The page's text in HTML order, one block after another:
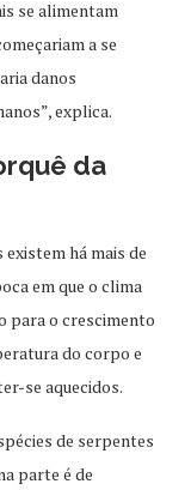
se alimentam
a se
danos
explica.
da
há mais de
em que o clima
para o crescimento
do corpo e
se aquecidos.
de serpentes
parte é de